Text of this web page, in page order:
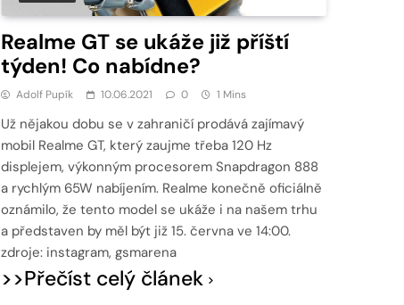
Realme GT se ukáže již příští
týden! Co nabídne?
Adolf Pupík 10.06.2021 0 1 Mins
Už nějakou dobu se v zahraničí prodává zajímavý
mobil Realme GT, který zaujme třeba 120 Hz
displejem, výkonným procesorem Snapdragon 888
a rychlým 65W nabíjením. Realme konečně oficiálně
oznámilo, že tento model se ukáže i na našem trhu
a představen by měl být již 15. června ve 14:00.
zdroje: instagram, gsmarena
>>Přečíst celý článek